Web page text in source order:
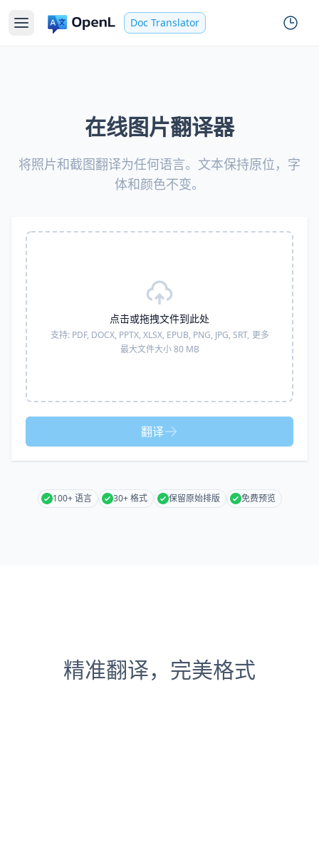
Doc Translator
在线图片翻译器
将照片和截图翻译为任何语言。文本保持原位，字
体和颜色不变。
点击或拖拽文件到此处
支持: PDF, DOCX, PPTX, XLSX, EPUB, PNG, JPG, SRT, 更多
最大文件大小 80 MB
翻译
100+ 语言 30+ 格式 保留原始排版 免费预览
精准翻译，完美格式